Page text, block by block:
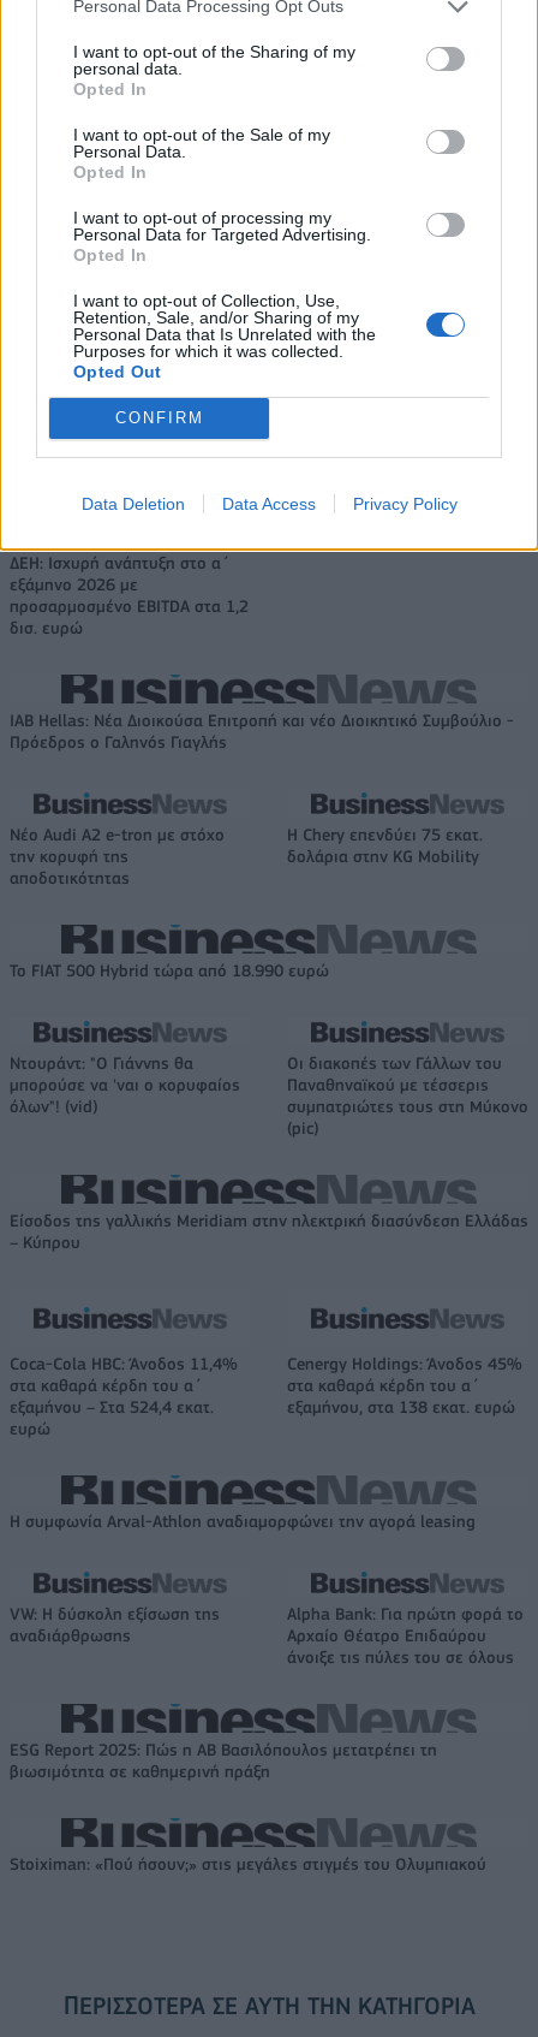
Personal Data Processing Opt Outs
I want to opt-out of the Sharing of my
personal data.
Opted In
I want to opt-out of the Sale of my
Personal Data.
Opted In
I want to opt-out of processing my
Personal Data for Targeted Advertising.
Opted In
I want to opt-out of Collection, Use,
Retention, Sale, and/or Sharing of my
Personal Data that Is Unrelated with the
Purposes for which it was collected.
Opted Out
CONFIRM
Data Deletion Data Access Privacy Policy
Νεανίδων
Αλέξης Γιαννούλιας: Υποψήφιος
Δήμαρχος στο Σικάγο ο άλλοτε
τίμημα για το 60% του
Jackaroo
Όμιλος AKTOR: Εξαγοράζει το 75% των ΗΛΕΚΤΩΡ και THALIS –
Στρατηγική συνεργασία με τη Motor Oil
ΔΕΗ: Ισχυρή ανάπτυξη στο α΄
εξάμηνο 2026 με
προσαρμοσμένο EBITDA στα 1,2
δισ. ευρώ
IAB Hellas: Νέα Διοικούσα Επιτροπή και νέο Διοικητικό Συμβούλιο -
Πρόεδρος ο Γαληνός Γιαγλής
Νέο Audi A2 e-tron με στόχο
την κορυφή της
αποδοτικότητας
Η Chery επενδύει 75 εκατ.
δολάρια στην KG Mobility
Το FIAT 500 Hybrid τώρα από 18.990 ευρώ
Ντουράντ: "Ο Γιάννης θα
μπορούσε να 'ναι ο κορυφαίος
όλων"! (vid)
Οι διακοπές των Γάλλων του
Παναθηναϊκού με τέσσερις
συμπατριώτες τους στη Μύκονο
(pic)
Είσοδος της γαλλικής Meridiam στην ηλεκτρική διασύνδεση Ελλάδας
– Κύπρου
Coca-Cola HBC: Άνοδος 11,4%
στα καθαρά κέρδη του α΄
εξαμήνου – Στα 524,4 εκατ.
ευρώ
Cenergy Holdings: Άνοδος 45%
στα καθαρά κέρδη του α΄
εξαμήνου, στα 138 εκατ. ευρώ
Η συμφωνία Arval-Athlon αναδιαμορφώνει την αγορά leasing
VW: Η δύσκολη εξίσωση της
αναδιάρθρωσης
Alpha Bank: Για πρώτη φορά το
Αρχαίο Θέατρο Επιδαύρου
άνοιξε τις πύλες του σε όλους
ESG Report 2025: Πώς η ΑΒ Βασιλόπουλος μετατρέπει τη
βιωσιμότητα σε καθημερινή πράξη
Stoiximan: «Πού ήσουν;» στις μεγάλες στιγμές του Ολυμπιακού
ΠΕΡΙΣΣΌΤΕΡΑ ΣΕ ΑΥΤΉ ΤΗΝ ΚΑΤΗΓΟΡΊΑ